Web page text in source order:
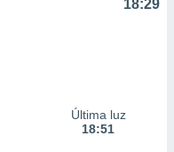
18:29
Última luz
18:51